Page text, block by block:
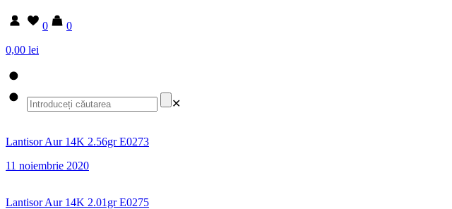
0
0
0,00 lei
✕
Lantisor Aur 14K 2.56gr E0273
11 noiembrie 2020
Lantisor Aur 14K 2.01gr E0275